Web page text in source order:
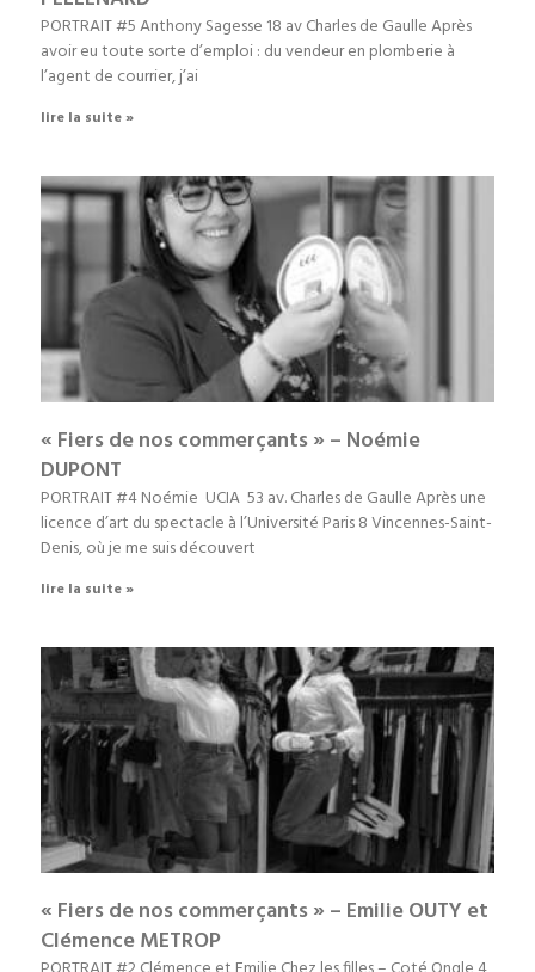
PORTRAIT #5 Anthony Sagesse 18 av Charles de Gaulle Après
avoir eu toute sorte d’emploi : du vendeur en plomberie à
l’agent de courrier, j’ai
lire la suite »
« Fiers de nos commerçants » – Noémie
DUPONT
PORTRAIT #4 Noémie UCIA 53 av. Charles de Gaulle Après une
licence d’art du spectacle à l’Université Paris 8 Vincennes-Saint-
Denis, où je me suis découvert
lire la suite »
« Fiers de nos commerçants » – Emilie OUTY et
Clémence METROP